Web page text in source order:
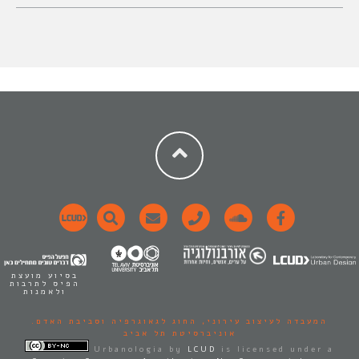
בסיוע מועצת
הפיס לתרבות
ולאמנות
המעבדה לעיצוב עירוני,
החוג לגאוגרפיה וסביבת האדם.
אוניברסיטת תל אביב
Urbanologia by LCUD
is licensed under a